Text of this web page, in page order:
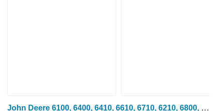
John Deere 6100, 6400, 6410, 6610, 6710, 6210, 6800, 6900 Brida delantera L10015 L100159 para tractor de ruedas